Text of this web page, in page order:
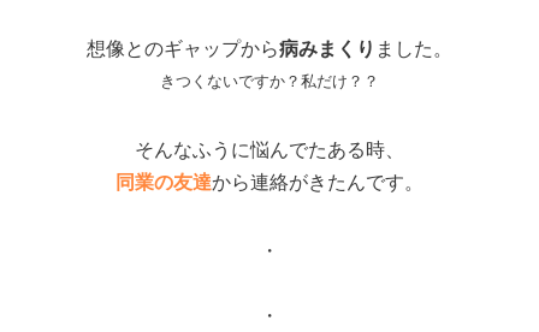
想像とのギャップから病みまくり ました。
きつくないですか？私だけ？？
そんなふうに悩んでたある時、
同業の友達から連絡がきたんです。
・
・